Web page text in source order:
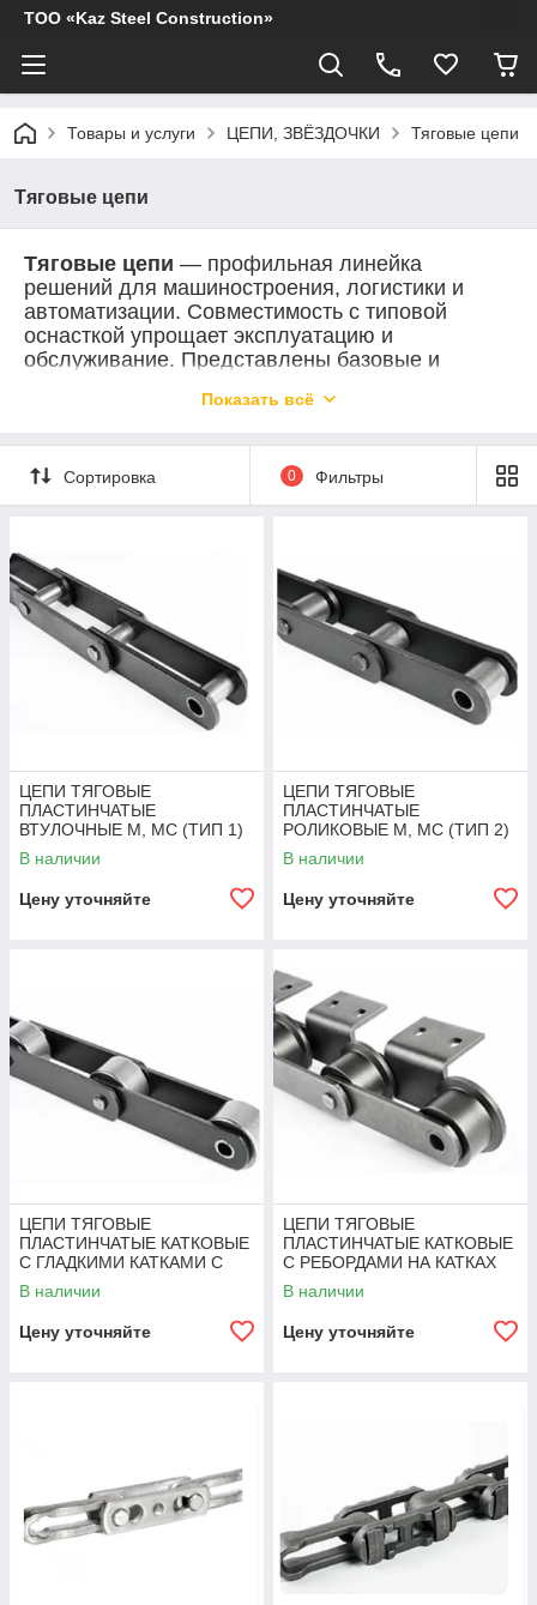
ТОО «Kaz Steel Construction»
Товары и услуги ЦЕПИ, ЗВЁЗДОЧКИ Тяговые цепи
Тяговые цепи
Тяговые цепи — профильная линейка
решений для машиностроения, логистики и
автоматизации. Совместимость с типовой
оснасткой упрощает эксплуатацию и
обслуживание. Представлены базовые и
повышенных нагрузок. Номенклатура
длительную работу. Используются в тяговых
конвейерах, элеваторах и транспортёрах с
работу, устойчивы к ударным нагрузкам и
перекосам.
Показать всё
Сортировка 0 Фильтры
ЦЕПИ ТЯГОВЫЕ
ПЛАСТИНЧАТЫЕ
ВТУЛОЧНЫЕ М, МС (ТИП 1)
ГОСТ 588-81
В наличии
Цену уточняйте
ЦЕПИ ТЯГОВЫЕ
ПЛАСТИНЧАТЫЕ
РОЛИКОВЫЕ М, МС (ТИП 2)
ГОСТ 588-81
В наличии
Цену уточняйте
ЦЕПИ ТЯГОВЫЕ
ПЛАСТИНЧАТЫЕ КАТКОВЫЕ
С ГЛАДКИМИ КАТКАМИ С
ПОДШИПНИКАМИ
СКОЛЬЖЕНИЯ М, МС (ТИП
В наличии
Цену уточняйте
ЦЕПИ ТЯГОВЫЕ
ПЛАСТИНЧАТЫЕ КАТКОВЫЕ
С РЕБОРДАМИ НА КАТКАХ
М, МС (ТИП 4) ГОСТ 588-81
В наличии
Цену уточняйте